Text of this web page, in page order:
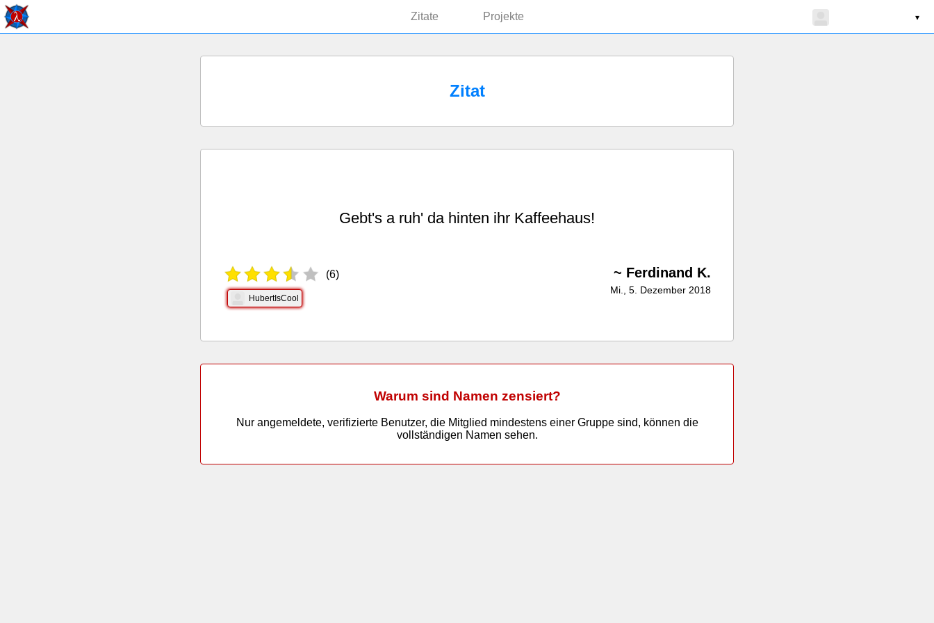
Zitate Projekte ▾
Zitat
Gebt's a ruh' da hinten ihr Kaffeehaus!
(6)
HubertIsCool
~ Ferdinand K.
Mi., 5. Dezember 2018
Warum sind Namen zensiert?
Nur angemeldete, verifizierte Benutzer, die Mitglied mindestens einer Gruppe sind, können die
vollständigen Namen sehen.